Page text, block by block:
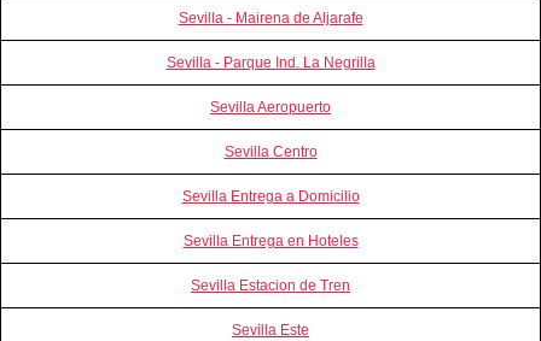
Sevilla - Mairena de Aljarafe
Sevilla - Parque Ind. La Negrilla
Sevilla Aeropuerto
Sevilla Centro
Sevilla Entrega a Domicilio
Sevilla Entrega en Hoteles
Sevilla Estacion de Tren
Sevilla Este